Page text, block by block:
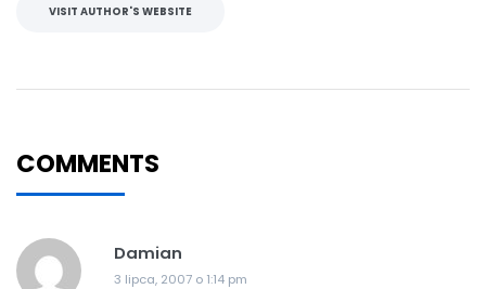
VISIT AUTHOR'S WEBSITE
COMMENTS
Damian
3 lipca, 2007 o 1:14 pm